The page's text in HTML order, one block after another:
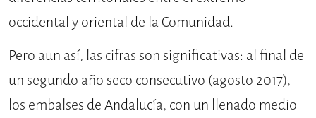
occidental y oriental de la Comunidad.
Pero aun así, las cifras son significativas: al final de
un segundo año seco consecutivo (agosto 2017),
los embalses de Andalucía, con un llenado medio